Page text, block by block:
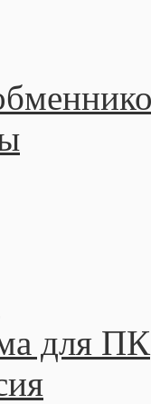
для ПК